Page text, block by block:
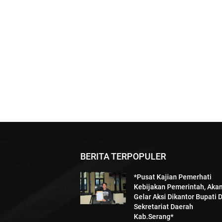
BERITA TERPOPULER
*Pusat Kajian Pemerhati
Kebijakan Pemerintah, Akan
Gelar Aksi Dikantor Bupati
Sekretariat Daerah
Kab.Serang*